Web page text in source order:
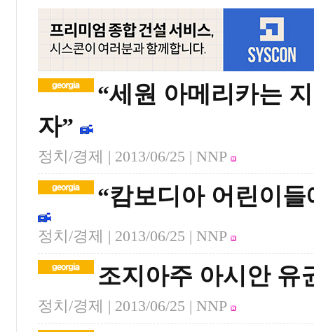
“세원 아메리카는
자”
정치/경제 | 2013/06/25 | NNP
“캄보디아 어린이
정치/경제 | 2013/06/25 | NNP
조지아주 아시안 유
정치/경제 | 2013/06/25 | NNP